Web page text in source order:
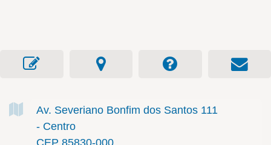
Av. Severiano Bonfim dos Santos 111
- Centro
CEP 85830-000